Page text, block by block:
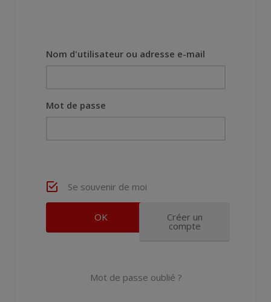
Nom d'utilisateur ou adresse e-mail
Mot de passe
Se souvenir de moi
Créer un
compte
Mot de passe oublié ?